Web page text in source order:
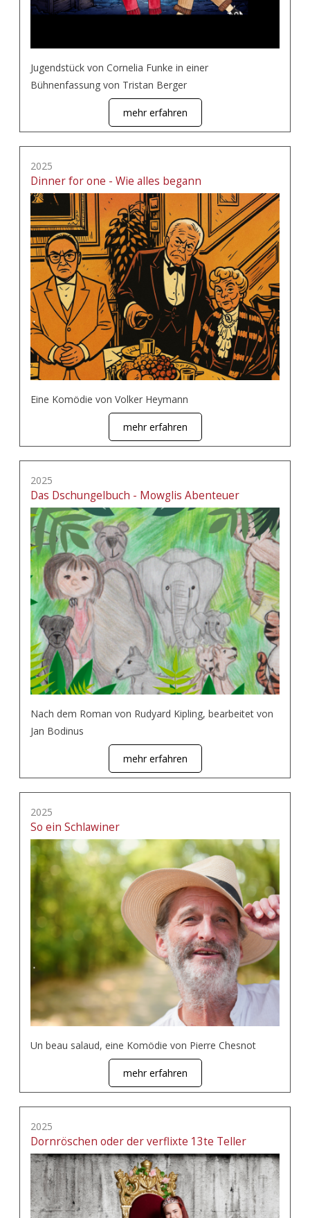
Jugendstück von Cornelia Funke in einer
Bühnenfassung von Tristan Berger
mehr erfahren
2025
Dinner for one - Wie alles begann
Eine Komödie von Volker Heymann
mehr erfahren
2025
Das Dschungelbuch - Mowglis Abenteuer
Nach dem Roman von Rudyard Kipling, bearbeitet von
Jan Bodinus
mehr erfahren
2025
So ein Schlawiner
Un beau salaud, eine Komödie von Pierre Chesnot
mehr erfahren
2025
Dornröschen oder der verflixte 13te Teller